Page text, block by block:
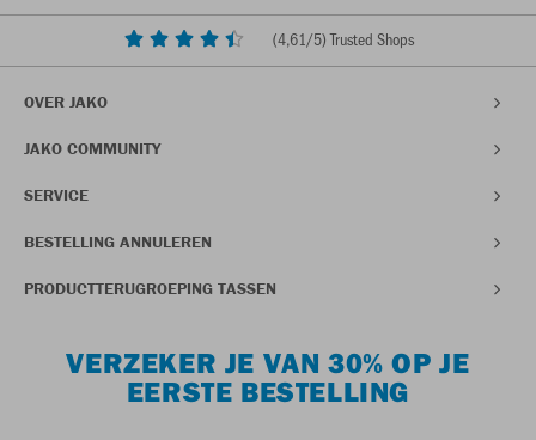
(4,61/5) Trusted Shops
OVER JAKO
JAKO COMMUNITY
SERVICE
BESTELLING ANNULEREN
PRODUCTTERUGROEPING TASSEN
VERZEKER JE VAN 30% OP JE
EERSTE BESTELLING